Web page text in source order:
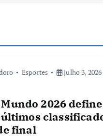
Esportes
julho 3, 2026
2026
final